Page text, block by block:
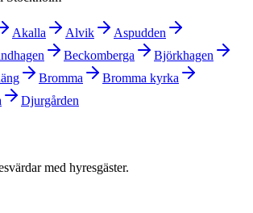
Akalla Alvik
Aspudden
Beckomberga
Björkhagen
Bromma
Bromma kyrka
Djurgården
med hyresgäster.